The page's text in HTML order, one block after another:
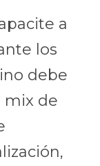
a
los
debe
mix de